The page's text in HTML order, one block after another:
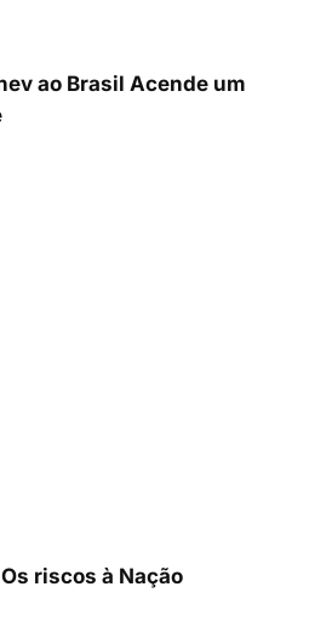
ao Brasil Acende um
riscos à Nação